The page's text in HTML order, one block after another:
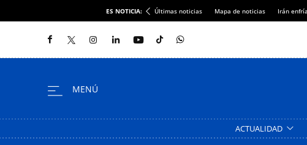
ES NOTICIA: Últimas noticias Mapa de noticias Irán
ACTUALIDAD